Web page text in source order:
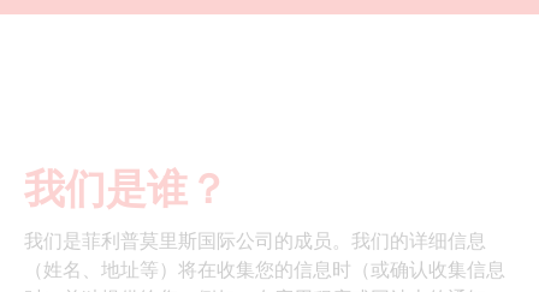
我们是谁？
我们是菲利普莫里斯国际公司的成员。我们的详细信息
（姓名、地址等）将在收集您的信息时（或确认收集信息